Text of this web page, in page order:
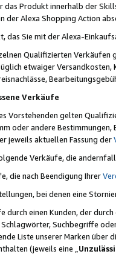
Produkt innerhalb der
der Alexa Shopping Action
das Sie mit der Alexa-
Qualifizierten Verkäufen
etwaiger
Verkäufe
Vorstehenden gelten
oder andere
jeweils aktuellen Fassung der
Verkäufe, die
die nach Beendigung Ihrer
bei denen eine
durch einen Kunden, der
Suchbegriffe
Liste unserer Marken über
(jeweils eine „